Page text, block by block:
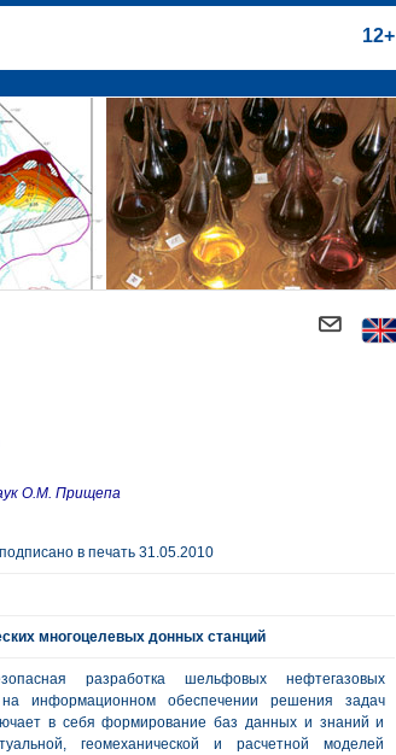
12+
О.М. Прищепа
в печать 31.05.2010
многоцелевых донных станций
разработка шельфовых нефтегазовых
информационном обеспечении решения задач
в себя формирование баз данных и знаний и
геомеханической и расчетной моделей